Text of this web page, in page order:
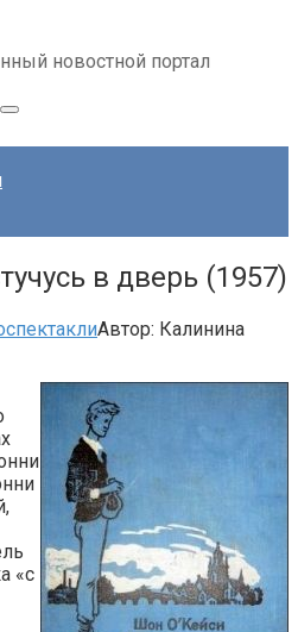
новостной портал
в дверь (1957)
Автор: Калинина
«с